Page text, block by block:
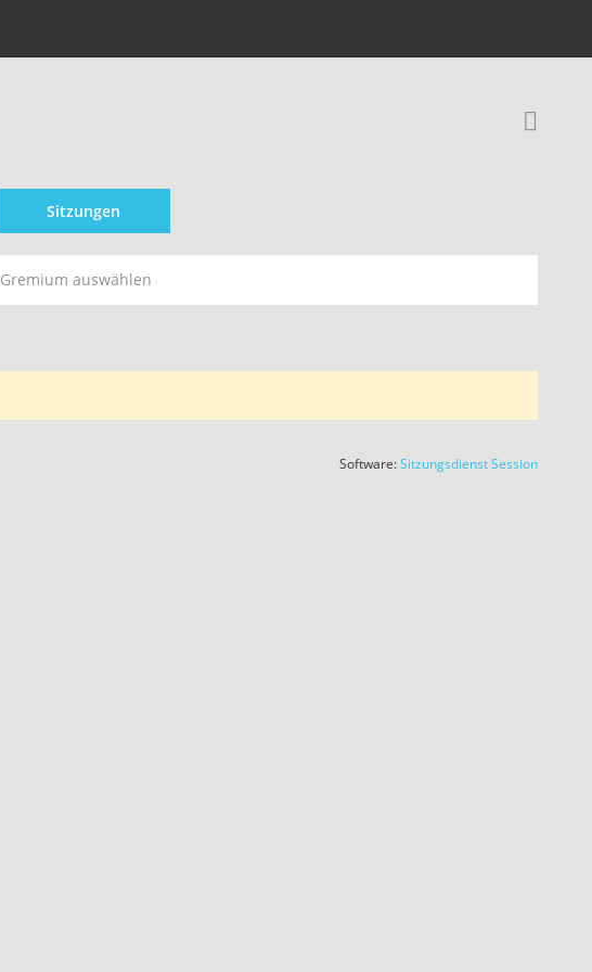
Sitzungen
Gremium auswählen
Software:SitzungsdienstSession(Wird in